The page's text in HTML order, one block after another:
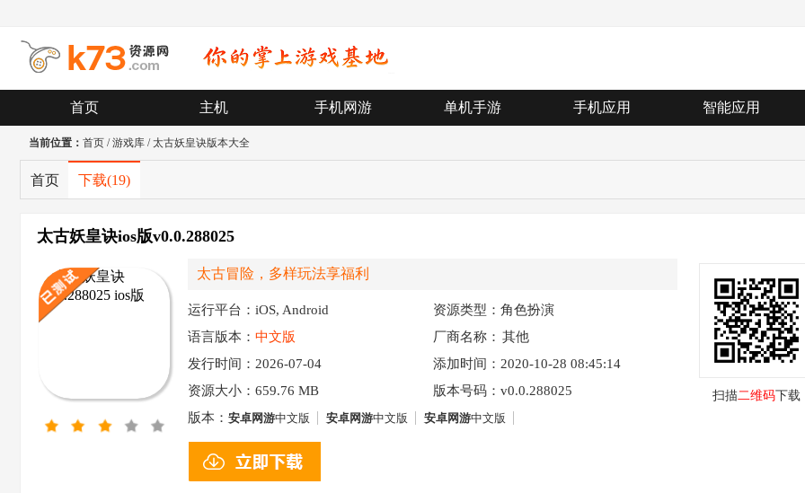
首页 主机 手机网游 单机手游 手机应用 智能应用
当前位置： 首页 /游戏库 /太古妖皇诀版本大全
首页 下载(19)
太古妖皇诀ios版v0.0.288025
太古冒险，多样玩法享福利
运行平台：iOS, Android
资源类型：角色扮演
语言版本： 中文版 厂商名称： 其他
发行时间：2026-07-04
添加时间：2020-10-28 08:45:14
资源大小： 659.76 MB
版本号码：v0.0.288025
版本： 安卓网游中文版 安卓网游中文版 安卓网游中文版
扫描二维码下载